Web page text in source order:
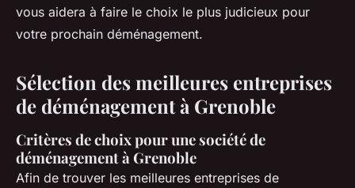
vous aidera à faire le choix le plus judicieux pour
votre prochain déménagement.
Sélection des meilleures entreprises
de déménagement à Grenoble
Critères de choix pour une société de
déménagement à Grenoble
Afin de trouver les meilleures entreprises de